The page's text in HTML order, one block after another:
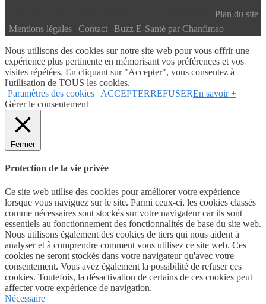
Plan du site
Mentions légales Contact Buzz E-Santé par Chanfimao
Nous utilisons des cookies sur notre site web pour vous offrir une
expérience plus pertinente en mémorisant vos préférences et vos
visites répétées. En cliquant sur "Accepter", vous consentez à
l'utilisation de TOUS les cookies.
Paramètres des cookies
ACCEPTERREFUSEREn savoir +
Gérer le consentement
Fermer
Protection de la vie privée
Ce site web utilise des cookies pour améliorer votre expérience
lorsque vous naviguez sur le site. Parmi ceux-ci, les cookies classés
comme nécessaires sont stockés sur votre navigateur car ils sont
essentiels au fonctionnement des fonctionnalités de base du site web.
Nous utilisons également des cookies de tiers qui nous aident à
analyser et à comprendre comment vous utilisez ce site web. Ces
cookies ne seront stockés dans votre navigateur qu'avec votre
consentement. Vous avez également la possibilité de refuser ces
cookies. Toutefois, la désactivation de certains de ces cookies peut
affecter votre expérience de navigation.
Nécessaire